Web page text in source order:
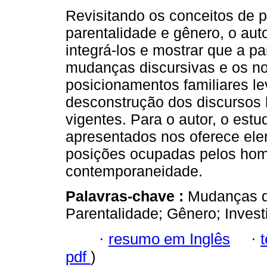
Revisitando os conceitos de
parentalidade e gênero, o
integrá-los e mostrar que a
mudanças discursivas e os
posicionamentos familiares
desconstrução dos discursos
vigentes. Para o autor, o
apresentados nos oferece
posições ocupadas pelos
contemporaneidade.
Palavras-chave : Mudanças
Parentalidade; Gênero;
· resumo em Inglês ·
pdf )